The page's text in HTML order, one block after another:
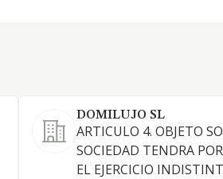
DOMILUJO SL
ARTICULO 4. OBJETO
SOCIEDAD TENDRA
EL EJERCICIO